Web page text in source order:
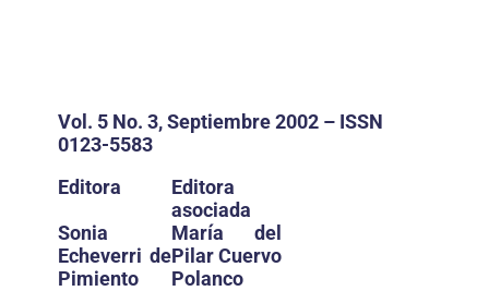
Vol. 5 No. 3, Septiembre 2002 – ISSN
0123-5583
Editora
Editora
asociada
Sonia
Echeverri de
Pimiento
María del
Pilar Cuervo
Polanco